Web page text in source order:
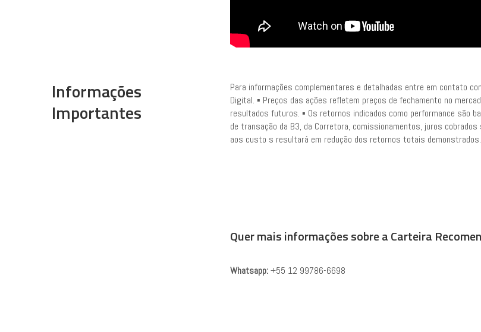
Informações
Importantes
Para informações complementares e detalhadas entre em contato
Digital. ▪ Preços das ações refletem preços de fechamento no
resultados futuros. ▪ Os retornos indicados como performance são
de transação da B3, da Corretora, comissionamentos, juros
aos custo s resultará em redução dos retornos totais demonstrados.
Quer mais informações sobre a Carteira
Whatsapp:+55 12 99786-6698